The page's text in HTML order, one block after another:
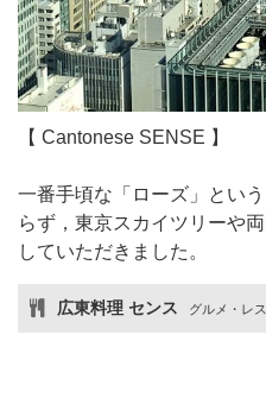
【 Cantonese SENSE 】
一番手頃な「ローズ」とい
らず，東京スカイツリーや
していただきました。
広東料理 センス グルメ・レ